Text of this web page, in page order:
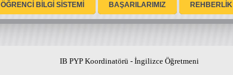
ÖĞRENCİ BİLGİ SİSTEMİ BAŞARILARIMIZ REHBERLİK
IB PYP Koordinatörü - İngilizce Öğretmeni